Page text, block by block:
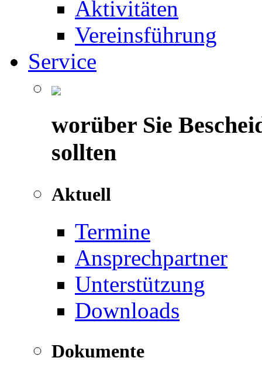
Aktivitäten
Vereinsführung
Service
worüber Sie
sollten
Aktuell
Termine
Ansprechpartner
Unterstützung
Downloads
Dokumente